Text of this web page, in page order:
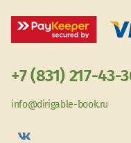
+7 (831) 217-43-
info@dirigable-book.ru